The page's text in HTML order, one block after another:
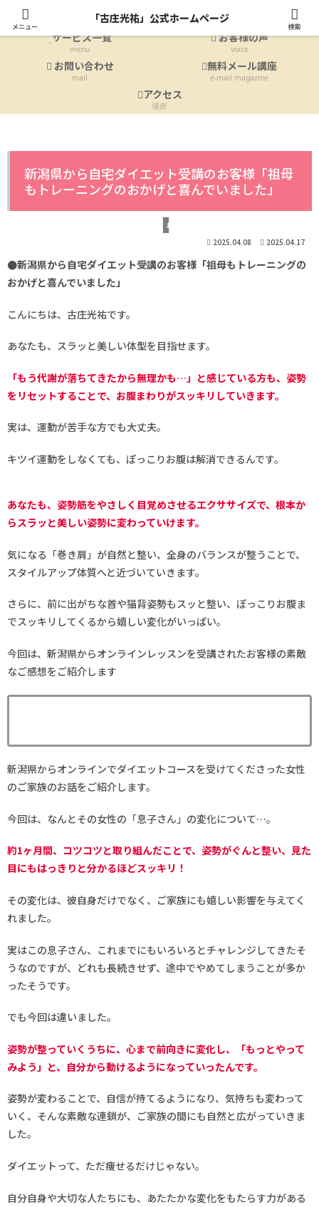
profile
サービス一覧
menu
お客様の声
voice
お問い合わせ
mail
無料メール講座
e-mail magazine
アクセス
場所
新潟県から自宅ダイエット受講のお客様「祖母
もトレーニングのおかげと喜んでいました」
お客様の声
2025.04.08 2025.04.17
●新潟県から自宅ダイエット受講のお客様「祖母もトレーニングの
おかげと喜んでいました」
こんにちは、古庄光祐です。
あなたも、スラッと美しい体型を目指せます。
「もう代謝が落ちてきたから無理かも…」と感じている方も、姿勢
をリセットすることで、お腹まわりがスッキリしていきます。
実は、運動が苦手な方でも大丈夫。
キツイ運動をしなくても、ぽっこりお腹は解消できるんです。
あなたも、姿勢筋をやさしく目覚めさせるエクササイズで、根本か
らスラッと美しい姿勢に変わっていけます。
気になる「巻き肩」が自然と整い、全身のバランスが整うことで、
スタイルアップ体質へと近づいていきます。
さらに、前に出がちな首や猫背姿勢もスッと整い、ぽっこりお腹ま
でスッキリしてくるから嬉しい変化がいっぱい。
今回は、新潟県からオンラインレッスンを受講されたお客様の素敵
なご感想をご紹介します
新潟県からオンラインでダイエットコースを受けてくださった女性
のご家族のお話をご紹介します。
今回は、なんとその女性の「息子さん」の変化について…。
約1ヶ月間、コツコツと取り組んだことで、姿勢がぐんと整い、見た
目にもはっきりと分かるほどスッキリ！
その変化は、彼自身だけでなく、ご家族にも嬉しい影響を与えてく
れました。
実はこの息子さん、これまでにもいろいろとチャレンジしてきたそ
うなのですが、どれも長続きせず、途中でやめてしまうことが多か
ったそうです。
でも今回は違いました。
姿勢が整っていくうちに、心まで前向きに変化し、「もっとやって
みよう」と、自分から動けるようになっていったんです。
姿勢が変わることで、自信が持てるようになり、気持ちも変わって
いく、そんな素敵な連鎖が、ご家族の間にも自然と広がっていきま
した。
ダイエットって、ただ痩せるだけじゃない。
自分自身や大切な人たちにも、あたたかな変化をもたらす力がある
メニュー
「古庄光祐」公式ホームページ
検索